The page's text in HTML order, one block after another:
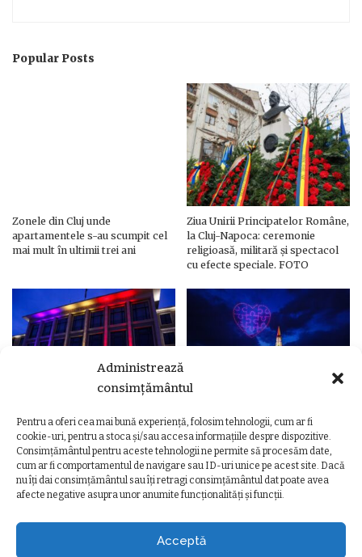
Administrează
consimțământul
Pentru a oferi cea mai bună experiență, folosim tehnologii, cum ar fi
cookie-uri, pentru a stoca și/sau accesa informațiile despre dispozitive.
Consimțământul pentru aceste tehnologii ne permite să procesăm date,
cum ar fi comportamentul de navigare sau ID-uri unice pe acest site. Dacă
nu îți dai consimțământul sau îți retragi consimțământul dat poate avea
afecte negative asupra unor anumite funcționalități și funcții.
Acceptă
Popular Posts
Zonele din Cluj unde
apartamentele s-au scumpit cel
mai mult în ultimii trei ani
Ziua Unirii Principatelor Române,
la Cluj-Napoca: ceremonie
religioasă, militară și spectacol
cu efecte speciale. FOTO
Ziua Unirii Principatelor Române
– Clădiri și poduri din Cluj,
iluminate în culorile drapelului
Ziua Unirii la Cluj-Napoca.
Programul complet al
evenimentelor